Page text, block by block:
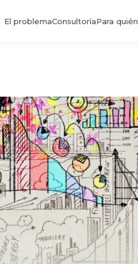
El problemaConsultoríaPara quién